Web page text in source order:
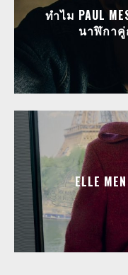
ทำไม PAUL
นาฬิกา
ELLE